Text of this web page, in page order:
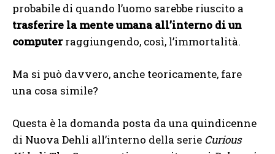
probabile di quando l’uomo sarebbe riuscito a
trasferire la mente umana all’interno di un
computerraggiungendo, così, l’immortalità.
Ma si può davvero, anche teoricamente, fare
una cosa simile?
Questa è la domanda posta da una quindicenne
di Nuova Dehli all’interno della serie Curious